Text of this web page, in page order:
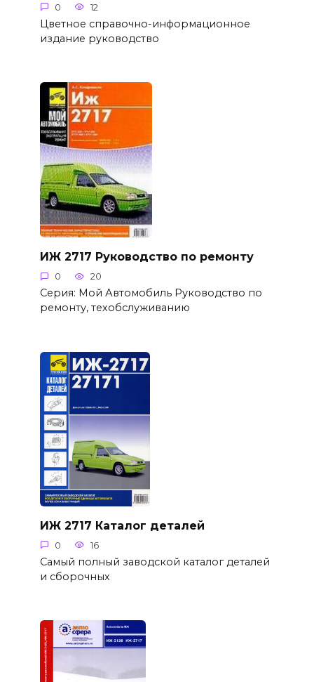
0 12
Цветное справочно-информационное
издание руководство
ИЖ 2717 Руководство по ремонту
0 20
Серия: Мой Автомобиль Руководство по
ремонту, техобслуживанию
ИЖ 2717 Каталог деталей
0 16
Самый полный заводской каталог деталей
и сборочных